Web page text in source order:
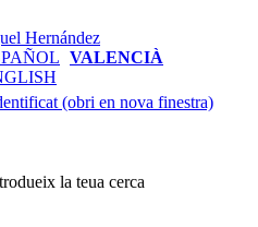
VALENCIÀ
(obri en nova finestra)
la teua cerca